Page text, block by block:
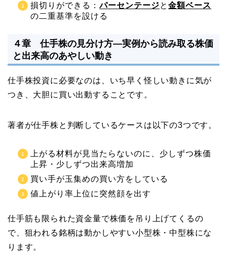
損切りができる：パーセンテージと 金額ベース
の二重基準を設ける
４章 仕手株の見分け方―実例から読み取る株価
と出来高のあやしい動き
仕手株投資に必要なのは、いち早く怪しい動きに気が
つき、大胆に買い出動することです。
著者が仕手株と判断しているケースは以下の3つです。
上がる材料が見当たらないのに、少しずつ株価
上昇・少しずつ出来高増加
買い手が玉集めの買い方をしている
値上がり率上位に突然顔を出す
仕手筋も限られた資金量で株価を吊り上げてくるの
で、狙われる銘柄は動かしやすい小型株・中型株にな
ります。